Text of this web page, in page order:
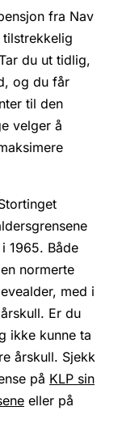
fra Nav
du ut tidlig,
og du får
til den
velger å
1965. Både
normerte
med i
Er du
ikke kunne ta
årskull. Sjekk
på KLP sin
eller på